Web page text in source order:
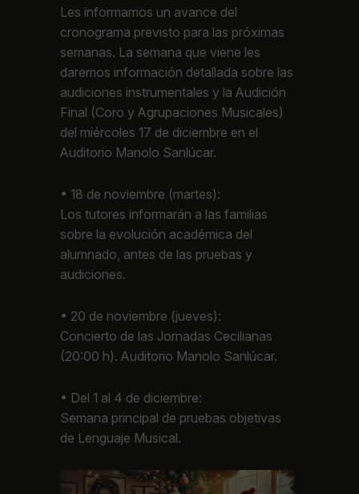
Les informamos un avance del
cronograma previsto para las próximas
semanas. La semana que viene les
daremos información detallada sobre las
audiciones instrumentales y la Audición
Final (Coro y Agrupaciones Musicales)
del miércoles 17 de diciembre en el
Auditorio Manolo Sanlúcar.
• 18 de noviembre (martes):
Los tutores informarán a las familias
sobre la evolución académica del
alumnado, antes de las pruebas y
audiciones.
• 20 de noviembre (jueves):
Concierto de las Jornadas Cecilianas
(20:00 h). Auditorio Manolo Sanlúcar.
• Del 1 al 4 de diciembre:
Semana principal de pruebas objetivas
de Lenguaje Musical.